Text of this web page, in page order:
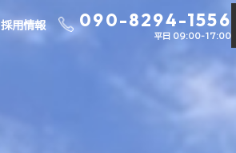
採用情報 090-8294-1556
平日 09:00-17:00